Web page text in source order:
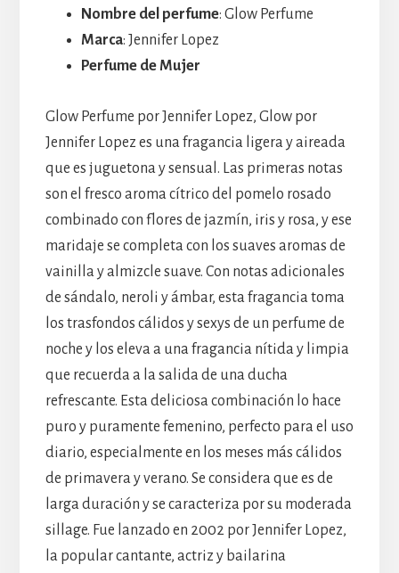
Nombre del perfume: Glow Perfume
Marca: Jennifer Lopez
Perfume de Mujer
Glow Perfume por Jennifer Lopez, Glow por
Jennifer Lopez es una fragancia ligera y aireada
que es juguetona y sensual. Las primeras notas
son el fresco aroma cítrico del pomelo rosado
combinado con flores de jazmín, iris y rosa, y ese
maridaje se completa con los suaves aromas de
vainilla y almizcle suave. Con notas adicionales
de sándalo, neroli y ámbar, esta fragancia toma
los trasfondos cálidos y sexys de un perfume de
noche y los eleva a una fragancia nítida y limpia
que recuerda a la salida de una ducha
refrescante. Esta deliciosa combinación lo hace
puro y puramente femenino, perfecto para el uso
diario, especialmente en los meses más cálidos
de primavera y verano. Se considera que es de
larga duración y se caracteriza por su moderada
sillage. Fue lanzado en 2002 por Jennifer Lopez,
la popular cantante, actriz y bailarina